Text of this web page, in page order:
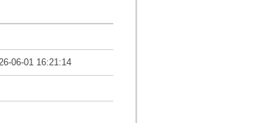
06-01 16:21:14